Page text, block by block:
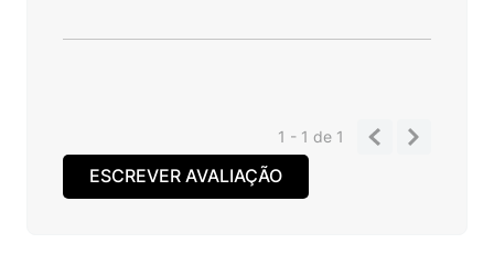
1 - 1de 1
ESCREVER AVALIAÇÃO